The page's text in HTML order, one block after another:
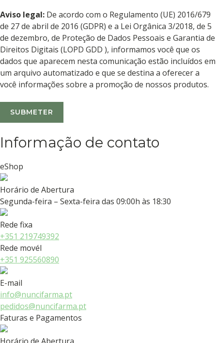
Aviso legal: De acordo com o Regulamento (UE) 2016/679
de 27 de abril de 2016 (GDPR) e a Lei Orgânica 3/2018, de 5
de dezembro, de Proteção de Dados Pessoais e Garantia de
Direitos Digitais (LOPD GDD ), informamos você que os
dados que aparecem nesta comunicação estão incluídos em
um arquivo automatizado e que se destina a oferecer a
você informações sobre a promoção de nossos produtos.
Informação de contato
eShop
Horário de Abertura
Segunda-feira – Sexta-feira das 09:00h às 18:30
Rede fixa
+351 219749392
Rede movél
+351 925560890
E-mail
info@nuncifarma.pt
pedidos@nuncifarma.pt
Faturas e Pagamentos